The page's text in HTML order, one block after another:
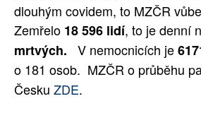
dlouhým covidem, to MZČR
Zemřelo 18 596 lidí, to je denní
mrtvých. V nemocnicích je
o 181 osob. MZČR o průběhu
Česku ZDE.